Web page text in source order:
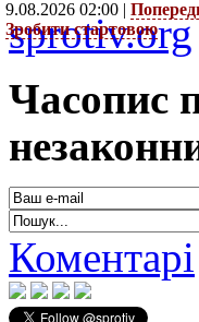
9.08.2026 02:00 |
Зробити стартовою
sprotiv.org
Часопис
Коментарі